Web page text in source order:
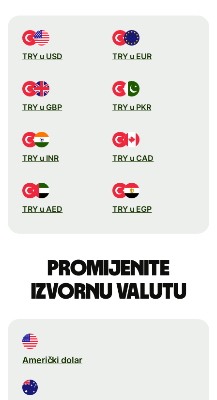
TRY u USD TRY u EUR
TRY u GBP TRY u PKR
TRY u INR TRY u CAD
TRY u AED TRY u EGP
Promijenite
izvornu valutu
Američki dolar